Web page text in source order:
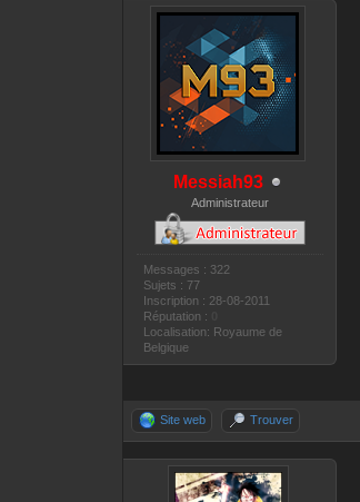
Messiah93
Administrateur
Messages : 322
Sujets : 77
Inscription : 28-08-2011
Réputation :
Localisation: Royaume de
Belgique
Site web Trouver